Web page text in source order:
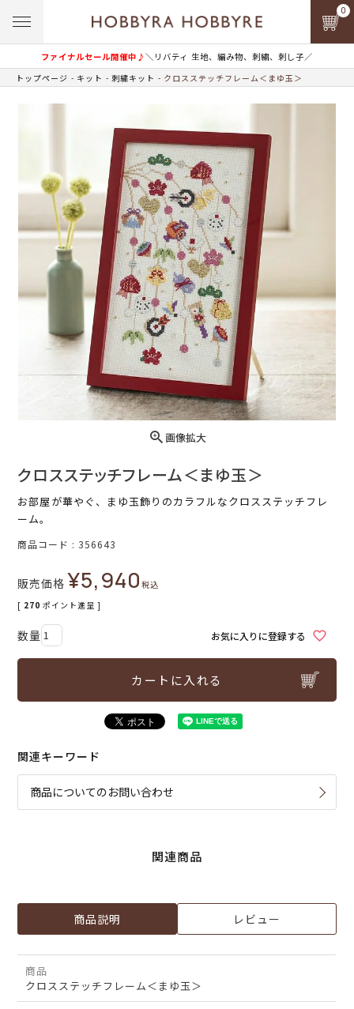
ファイナルセール開催中♪＼リバティ 生地、編み物、刺繍、刺し子／
0
トップページ キット 刺繍キット クロスステッチフレーム＜まゆ玉＞
画像拡大
クロスステッチフレーム＜まゆ玉＞
お部屋が華やぐ、まゆ玉飾りのカラフルなクロスステッチフレ
ーム。
商品コード 356643
販売価格 ¥5,940税込
[ 270 ポイント進呈 ]
お気に入りに登録する
カートに入れる
関連キーワード
商品についてのお問い合わせ
関連商品
商品説明 レビュー
商品
クロスステッチフレーム＜まゆ玉＞